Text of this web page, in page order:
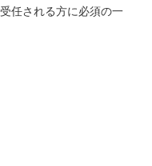
任される方に必須の一